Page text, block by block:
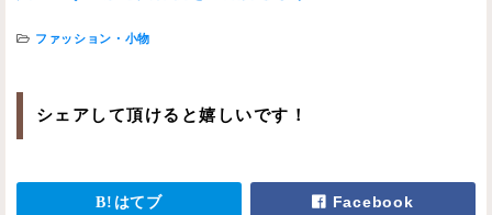
ファッション・小物
シェアして頂けると嬉しいです！
はてブ Facebook